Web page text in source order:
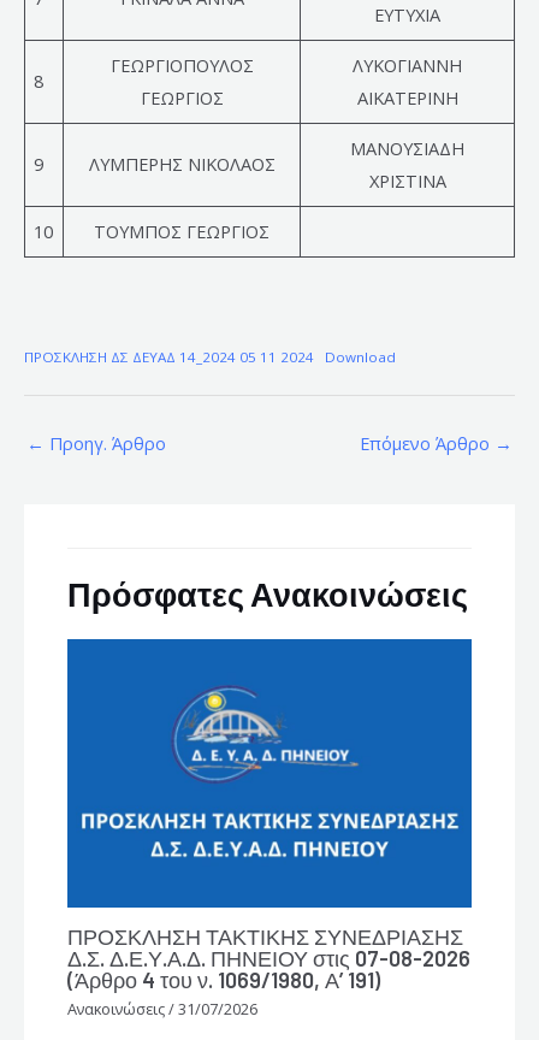
ΕΥΤΥΧΙΑ
8
ΓΕΩΡΓΙΟΠΟΥΛΟΣ
ΓΕΩΡΓΙΟΣ
ΛΥΚΟΓΙΑΝΝΗ
ΑΙΚΑΤΕΡΙΝΗ
9 ΛΥΜΠΕΡΗΣ ΝΙΚΟΛΑΟΣ
ΜΑΝΟΥΣΙΑΔΗ
ΧΡΙΣΤΙΝΑ
10 ΤΟΥΜΠΟΣ ΓΕΩΡΓΙΟΣ
ΠΡΟΣΚΛΗΣΗ ΔΣ ΔΕΥΑΔ 14_2024 05 11 2024 Download
← Προηγ. Άρθρο Επόμενο Άρθρο →
Πρόσφατες Ανακοινώσεις
ΠΡΟΣΚΛΗΣΗ ΤΑΚΤΙΚΗΣ ΣΥΝΕΔΡΙΑΣΗΣ
Δ.Σ. Δ.Ε.Υ.Α.Δ. ΠΗΝΕΙΟΥ στις 07-08-2026
(Άρθρο 4 του ν. 1069/1980, Α’ 191)
Ανακοινώσεις/31/07/2026